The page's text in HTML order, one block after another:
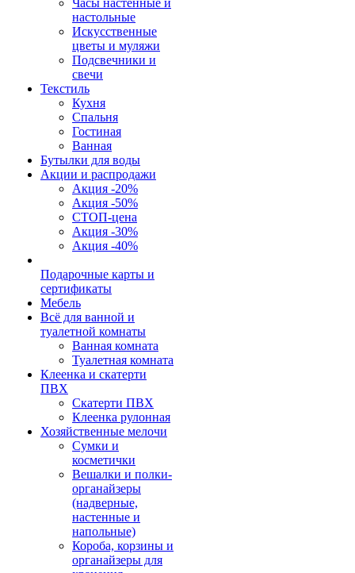
Часы настенные и
настольные
Искусственные
цветы и муляжи
Подсвечники и
свечи
Текстиль
Кухня
Спальня
Гостиная
Ванная
Бутылки для воды
Акции и распродажи
Акция -20%
Акция -50%
СТОП-цена
Акция -30%
Акция -40%
Подарочные карты и
сертификаты
Мебель
Всё для ванной и
туалетной комнаты
Ванная комната
Туалетная комната
Клеенка и скатерти
ПВХ
Скатерти ПВХ
Клеенка рулонная
Хозяйственные мелочи
Сумки и
косметички
Вешалки и полки-
органайзеры
(надверные,
настенные и
напольные)
Короба, корзины и
органайзеры для